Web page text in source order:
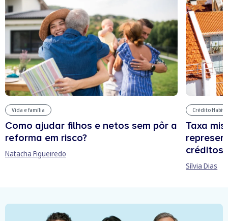
Vida e família
Como ajudar filhos e netos sem pôr a
reforma em risco?
Natacha Figueiredo
Crédito
Taxa
créditos
Sílvia Dias